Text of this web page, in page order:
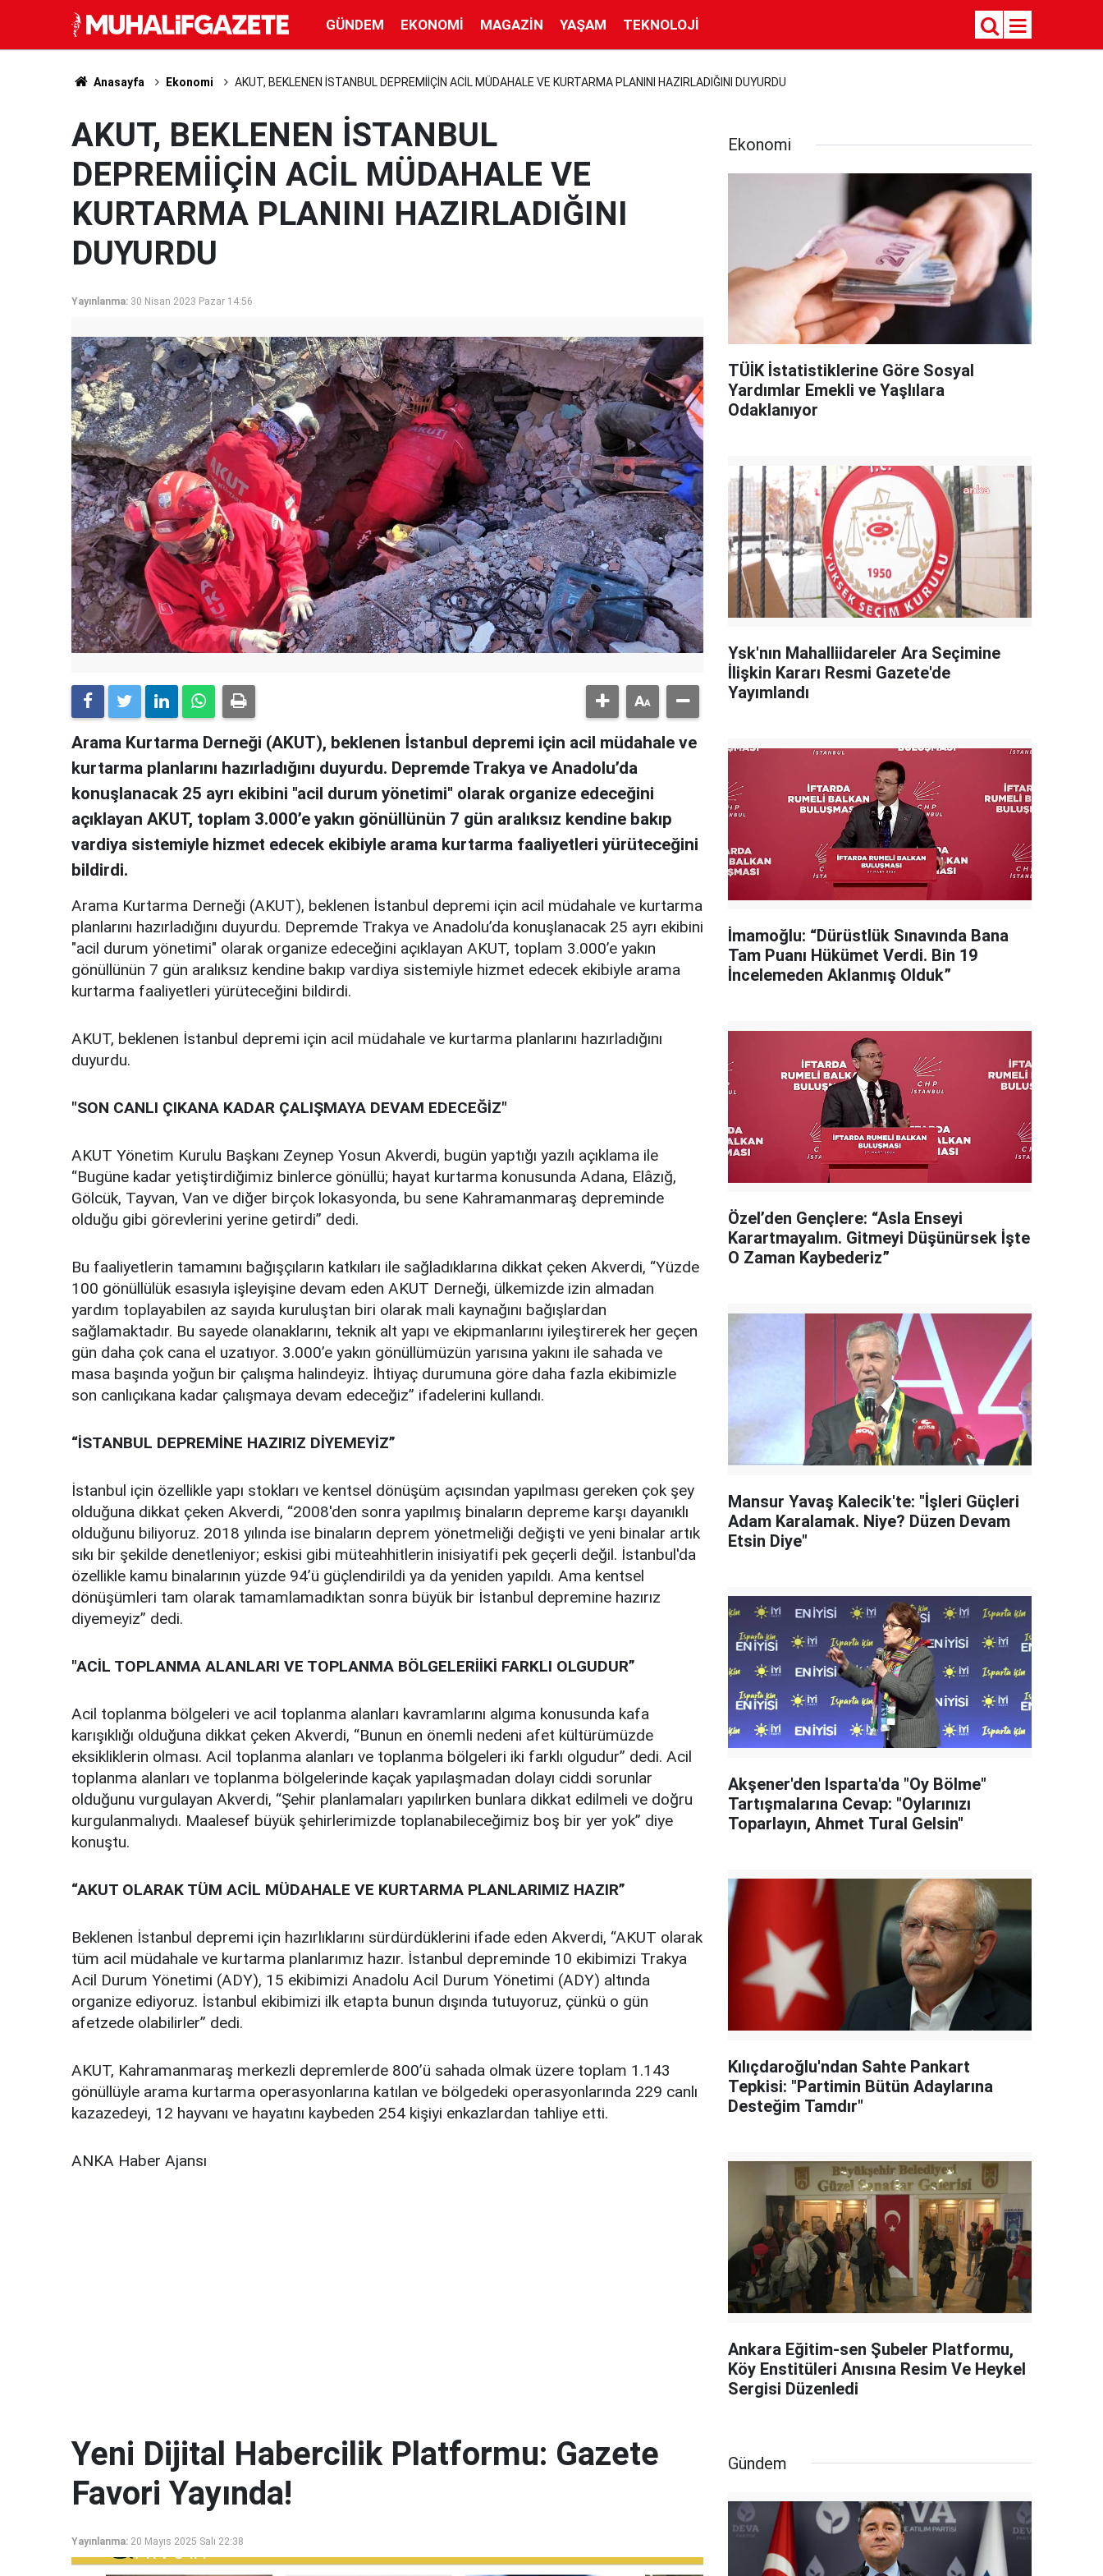
GÜNDEM EKONOMI MAGAZIN YAŞAM TEKNOLOJI
Anasayfa Ekonomi AKUT, BEKLENEN İSTANBUL DEPREMİİÇİN ACİL MÜDAHALE VE KURTARMA PLANINI HAZIRLADIĞINI DUYURDU
AKUT, BEKLENEN İSTANBUL
DEPREMİİÇİN ACİL MÜDAHALE VE
KURTARMA PLANINI HAZIRLADIĞINI
DUYURDU
Yayınlanma: 30 Nisan 2023 Pazar 14:56
Arama Kurtarma Derneği (AKUT), beklenen İstanbul depremi için acil müdahale ve
kurtarma planlarını hazırladığını duyurdu. Depremde Trakya ve Anadolu’da
konuşlanacak 25 ayrı ekibini "acil durum yönetimi" olarak organize edeceğini
açıklayan AKUT, toplam 3.000’e yakın gönüllünün 7 gün aralıksız kendine bakıp
vardiya sistemiyle hizmet edecek ekibiyle arama kurtarma faaliyetleri yürüteceğini
bildirdi.
Arama Kurtarma Derneği (AKUT), beklenen İstanbul depremi için acil müdahale ve kurtarma
planlarını hazırladığını duyurdu. Depremde Trakya ve Anadolu’da konuşlanacak 25 ayrı ekibini
"acil durum yönetimi" olarak organize edeceğini açıklayan AKUT, toplam 3.000’e yakın
gönüllünün 7 gün aralıksız kendine bakıp vardiya sistemiyle hizmet edecek ekibiyle arama
kurtarma faaliyetleri yürüteceğini bildirdi.
AKUT, beklenen İstanbul depremi için acil müdahale ve kurtarma planlarını hazırladığını
duyurdu.
"SON CANLI ÇIKANA KADAR ÇALIŞMAYA DEVAM EDECEĞİZ"
AKUT Yönetim Kurulu Başkanı Zeynep Yosun Akverdi, bugün yaptığı yazılı açıklama ile
“Bugüne kadar yetiştirdiğimiz binlerce gönüllü; hayat kurtarma konusunda Adana, Elâzığ,
Gölcük, Tayvan, Van ve diğer birçok lokasyonda, bu sene Kahramanmaraş depreminde
olduğu gibi görevlerini yerine getirdi” dedi.
Bu faaliyetlerin tamamını bağışçıların katkıları ile sağladıklarına dikkat çeken Akverdi, “Yüzde
100 gönüllülük esasıyla işleyişine devam eden AKUT Derneği, ülkemizde izin almadan
yardım toplayabilen az sayıda kuruluştan biri olarak mali kaynağını bağışlardan
sağlamaktadır. Bu sayede olanaklarını, teknik alt yapı ve ekipmanlarını iyileştirerek her geçen
gün daha çok cana el uzatıyor. 3.000’e yakın gönüllümüzün yarısına yakını ile sahada ve
masa başında yoğun bir çalışma halindeyiz. İhtiyaç durumuna göre daha fazla ekibimizle
son canlıçıkana kadar çalışmaya devam edeceğiz” ifadelerini kullandı.
“İSTANBUL DEPREMİNE HAZIRIZ DİYEMEYİZ”
İstanbul için özellikle yapı stokları ve kentsel dönüşüm açısından yapılması gereken çok şey
olduğuna dikkat çeken Akverdi, “2008'den sonra yapılmış binaların depreme karşı dayanıklı
olduğunu biliyoruz. 2018 yılında ise binaların deprem yönetmeliği değişti ve yeni binalar artık
sıkı bir şekilde denetleniyor; eskisi gibi müteahhitlerin inisiyatifi pek geçerli değil. İstanbul'da
özellikle kamu binalarının yüzde 94’ü güçlendirildi ya da yeniden yapıldı. Ama kentsel
dönüşümleri tam olarak tamamlamadıktan sonra büyük bir İstanbul depremine hazırız
diyemeyiz” dedi.
"ACİL TOPLANMA ALANLARI VE TOPLANMA BÖLGELERİİKİ FARKLI OLGUDUR”
Acil toplanma bölgeleri ve acil toplanma alanları kavramlarını algıma konusunda kafa
karışıklığı olduğuna dikkat çeken Akverdi, “Bunun en önemli nedeni afet kültürümüzde
eksikliklerin olması. Acil toplanma alanları ve toplanma bölgeleri iki farklı olgudur” dedi. Acil
toplanma alanları ve toplanma bölgelerinde kaçak yapılaşmadan dolayı ciddi sorunlar
olduğunu vurgulayan Akverdi, “Şehir planlamaları yapılırken bunlara dikkat edilmeli ve doğru
kurgulanmalıydı. Maalesef büyük şehirlerimizde toplanabileceğimiz boş bir yer yok” diye
konuştu.
“AKUT OLARAK TÜM ACİL MÜDAHALE VE KURTARMA PLANLARIMIZ HAZIR”
Beklenen İstanbul depremi için hazırlıklarını sürdürdüklerini ifade eden Akverdi, “AKUT olarak
tüm acil müdahale ve kurtarma planlarımız hazır. İstanbul depreminde 10 ekibimizi Trakya
Acil Durum Yönetimi (ADY), 15 ekibimizi Anadolu Acil Durum Yönetimi (ADY) altında
organize ediyoruz. İstanbul ekibimizi ilk etapta bunun dışında tutuyoruz, çünkü o gün
afetzede olabilirler” dedi.
AKUT, Kahramanmaraş merkezli depremlerde 800’ü sahada olmak üzere toplam 1.143
gönüllüyle arama kurtarma operasyonlarına katılan ve bölgedeki operasyonlarında 229 canlı
kazazedeyi, 12 hayvanı ve hayatını kaybeden 254 kişiyi enkazlardan tahliye etti.
ANKA Haber Ajansı
Ekonomi
TÜİK İstatistiklerine Göre Sosyal
Yardımlar Emekli ve Yaşlılara
Odaklanıyor
Ysk'nın Mahalliidareler Ara Seçimine
İlişkin Kararı Resmi Gazete'de
Yayımlandı
İmamoğlu: “Dürüstlük Sınavında Bana
Tam Puanı Hükümet Verdi. Bin 19
İncelemeden Aklanmış Olduk”
Özel’den Gençlere: “Asla Enseyi
Karartmayalım. Gitmeyi Düşünürsek İşte
O Zaman Kaybederiz”
Mansur Yavaş Kalecik'te: "İşleri Güçleri
Adam Karalamak. Niye? Düzen Devam
Etsin Diye"
Akşener'den Isparta'da "Oy Bölme"
Tartışmalarına Cevap: "Oylarınızı
Toparlayın, Ahmet Tural Gelsin"
Kılıçdaroğlu'ndan Sahte Pankart
Tepkisi: "Partimin Bütün Adaylarına
Desteğim Tamdır"
Ankara Eğitim-sen Şubeler Platformu,
Köy Enstitüleri Anısına Resim Ve Heykel
Sergisi Düzenledi
Yeni Dijital Habercilik Platformu: Gazete
Favori Yayında!
Yayınlanma: 20 Mayıs 2025 Salı 22:38
Gündem